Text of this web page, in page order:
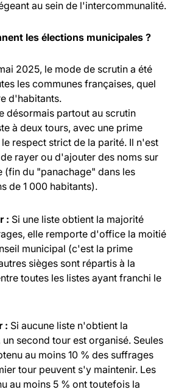
au sein de l'intercommunalité.
les élections municipales ?
2025, le mode de scrutin a été
les communes françaises, quel
d'habitants.
désormais partout au scrutin
à deux tours, avec une prime
respect strict de la parité. Il n'est
rayer ou d'ajouter des noms sur
(fin du "panachage" dans les
de 1 000 habitants).
: Si une liste obtient la majorité
elle remporte d'office la moitié
municipal (c'est la prime
sièges sont répartis à la
toutes les listes ayant franchi le
: Si aucune liste n'obtient la
second tour est organisé. Seules
au moins 10 % des suffrages
tour peuvent s'y maintenir. Les
au moins 5 % ont toutefois la